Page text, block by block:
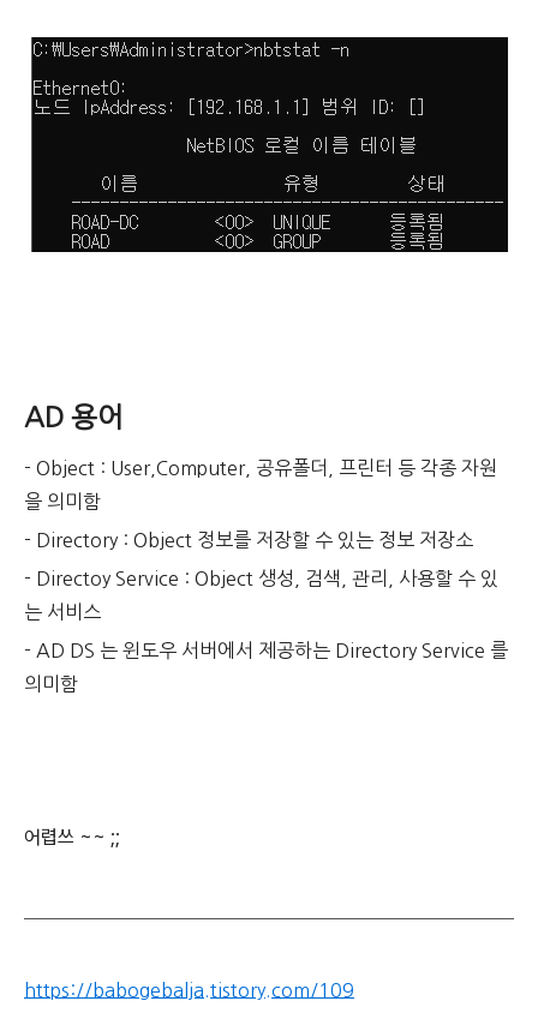
AD 용어
- Object : User,Computer, 공유폴더, 프린터 등 각종 자원
을 의미함
- Directory : Object 정보를 저장할 수 있는 정보 저장소
- Directoy Service : Object 생성, 검색, 관리, 사용할 수 있
는 서비스
- AD DS 는 윈도우 서버에서 제공하는 Directory Service 를
의미함
어렵쓰 ~~ ;;
https://babogebalja.tistory.com/109